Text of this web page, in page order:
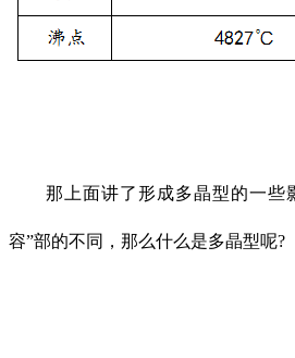
那上面讲了形成多晶型的一些
容”部的不同，那么什么是多晶型呢?